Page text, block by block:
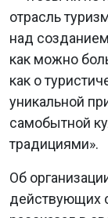
отрасль
над
как можно
как о
уникальной
самобытной
традициями».
Об
действующих